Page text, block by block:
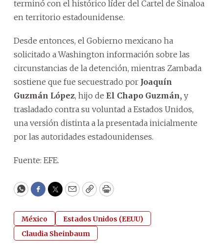
terminó con el histórico líder del Cartel de Sinaloa
en territorio estadounidense.
Desde entonces, el Gobierno mexicano ha
solicitado a Washington información sobre las
circunstancias de la detención, mientras Zambada
sostiene que fue secuestrado por Joaquín
Guzmán López, hijo de El Chapo Guzmán, y
trasladado contra su voluntad a Estados Unidos,
una versión distinta a la presentada inicialmente
por las autoridades estadounidenses.
Fuente: EFE.
WhatsApp
Facebook
Twitter
EmailCopyPrint
México
Estados Unidos (EEUU)
Claudia Sheinbaum